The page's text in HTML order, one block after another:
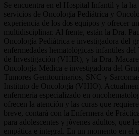
Se encuentra en el Hospital Infantil y la ha
servicios de Oncología Pediátrica y
experiencia de los dos equipos y ofrecer
multidisciplinar. Al frente, están la Dra.
Oncología Pediátrica e investigadora del
enfermedades hematológicas infantiles
de Investigación (VHIR), y la Dra.
Oncología Médica e investigadora del
Tumores Genitourinarios, SNC y
Instituto de Oncología (VHIO).
enfermería especializado en
ofrecen la atención y las curas que
breve, contará con la Enfermera de
para adolescentes y jóvenes adultos, que
empática e integral. En un momento en el